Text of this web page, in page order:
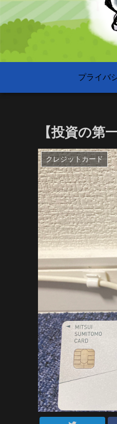
プライバ
【投資の第
クレジットカード